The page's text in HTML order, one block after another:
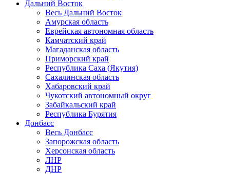
Дальний Восток
Весь Дальний Восток
Амурская область
Еврейская автономная область
Камчатский край
Магаданская область
Приморский край
Республика Саха (Якутия)
Сахалинская область
Хабаровский край
Чукотский автономный округ
Забайкальский край
Республика Бурятия
Донбасс
Весь Донбасс
Запорожская область
Херсонская область
ЛНР
ДНР